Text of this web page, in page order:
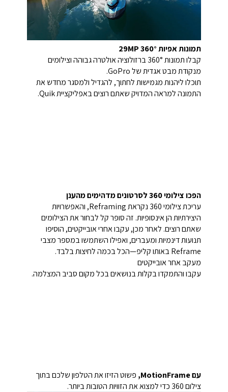
תמונות אפיות 29MP 360°
קבלו תמונות 360° ברזולוציה אולטרה גבוהה וצילומים
מנקודת מבט אגדית של GoPro.
תוכלו ליהנות מגמישות לחתוך, להגדיל ולמסגר מחדש את
התמונה למראה המדויק שאתם רוצים באפליקציית Quik.
הפכו צילומי 360 לסרטונים מדהימים מהענן
עריכת צילומי 360 נקראת Reframing, והאפשרויות
היצירתיות הן אינסופיות. זה סופר קל לבחור את הצילומים
שאתם רוצים. לאחר מכן, עקבו אחרי אובייקטים, הוסיפו
תנועות דינמיות ומעברים, ואפילו השתמשו במספר מצבי
Reframe באותו קליפ—הכל בכמה לחיצות בלבד.
מעקב אחר אובייקטים
עקבו והתמקדו בקלות בנושאים בכל מקום סביב המצלמה.
עם MotionFrame,
פשוט הזיזו את הטלפון שלכם בתוך
צילום 360 כדי למצוא את הזוויות הטובות ביותר.